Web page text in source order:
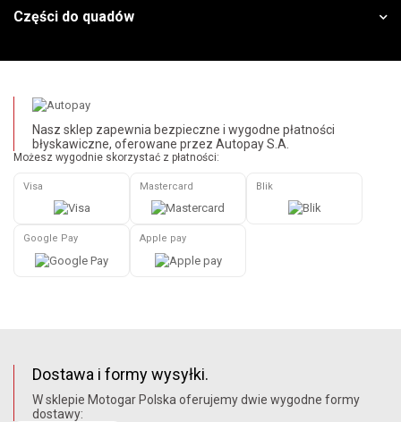
Części do quadów
Nasz sklep zapewnia bezpieczne i wygodne płatności
błyskawiczne, oferowane przez Autopay S.A.
Możesz wygodnie skorzystać z płatności:
Visa Mastercard Blik
Google Pay Apple pay
Dostawa i formy wysyłki.
W sklepie Motogar Polska oferujemy dwie wygodne formy
dostawy: